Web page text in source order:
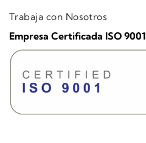
Trabaja con Nosotros
Empresa Certificada ISO 9001